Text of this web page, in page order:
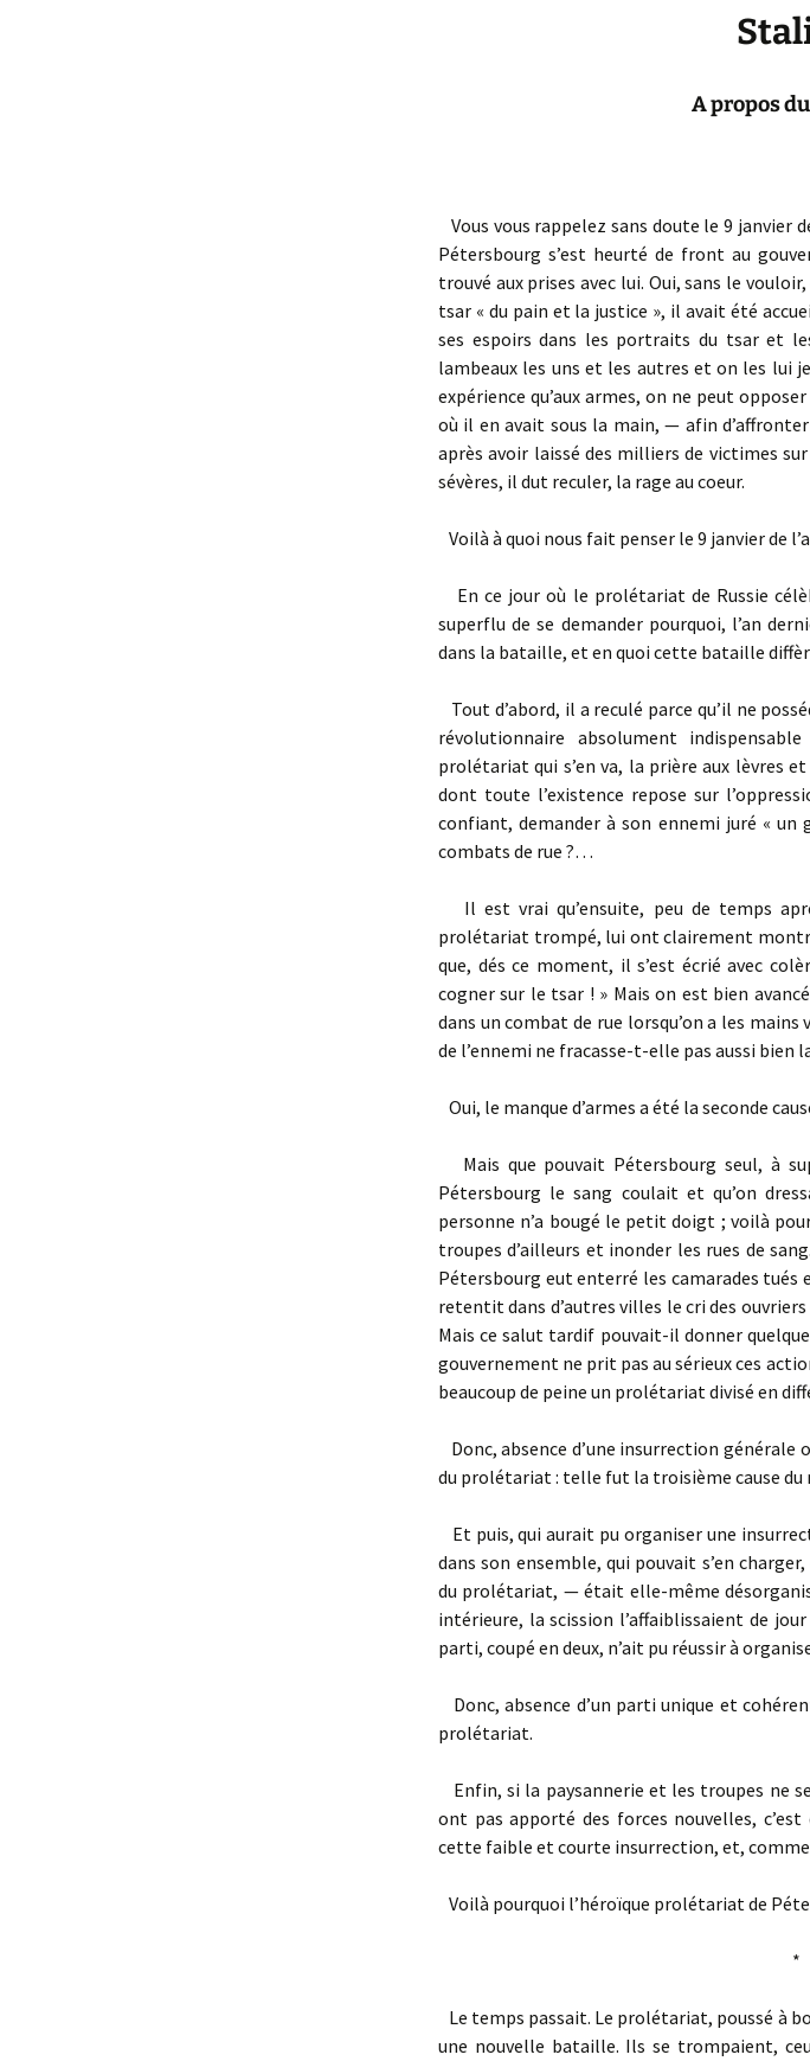
A propos
Vous vous rappelez sans doute le 9 janvier
Pétersbourg s’est heurté de front au
trouvé aux prises avec lui. Oui, sans le
tsar « du pain et la justice », il avait été
ses espoirs dans les portraits du tsar et
lambeaux les uns et les autres et on les lui
expérience qu’aux armes, on ne peut
où il en avait sous la main, — afin
après avoir laissé des milliers de victimes
sévères, il dut reculer, la rage au coeur.
Voilà à quoi nous fait penser le 9 janvier de
En ce jour où le prolétariat de Russie
superflu de se demander pourquoi, l’an
dans la bataille, et en quoi cette bataille
Tout d’abord, il a reculé parce qu’il ne
révolutionnaire absolument
prolétariat qui s’en va, la prière aux lèvres
dont toute l’existence repose sur
confiant, demander à son ennemi juré « un
combats de rue ?…
Il est vrai qu’ensuite, peu de temps
prolétariat trompé, lui ont clairement
que, dés ce moment, il s’est écrié avec
cogner sur le tsar ! » Mais on est bien
dans un combat de rue lorsqu’on a les
de l’ennemi ne fracasse-t-elle pas aussi bien
Oui, le manque d’armes a été la seconde
Mais que pouvait Pétersbourg seul, à
Pétersbourg le sang coulait et qu’on
personne n’a bougé le petit doigt ; voilà
troupes d’ailleurs et inonder les rues de
Pétersbourg eut enterré les camarades tués
retentit dans d’autres villes le cri des
Mais ce salut tardif pouvait-il donner
gouvernement ne prit pas au sérieux ces
beaucoup de peine un prolétariat divisé en
Donc, absence d’une insurrection
du prolétariat : telle fut la troisième cause
Et puis, qui aurait pu organiser une
dans son ensemble, qui pouvait s’en
du prolétariat, — était elle-même
intérieure, la scission l’affaiblissaient de
parti, coupé en deux, n’ait pu réussir à
Donc, absence d’un parti unique et
prolétariat.
Enfin, si la paysannerie et les troupes ne
ont pas apporté des forces nouvelles,
cette faible et courte insurrection, et,
Voilà pourquoi l’héroïque prolétariat de
*
Le temps passait. Le prolétariat, poussé à
une nouvelle bataille. Ils se trompaient,